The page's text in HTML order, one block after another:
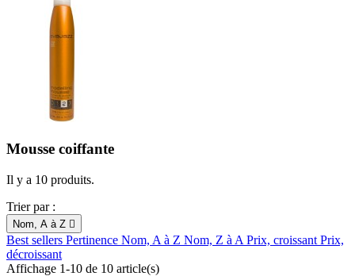
Mousse coiffante
Il y a 10 produits.
Trier par :
Nom, A à Z 
Best sellers Pertinence Nom, A à Z Nom, Z à A Prix, croissant Prix,
décroissant
Affichage 1-10 de 10 article(s)